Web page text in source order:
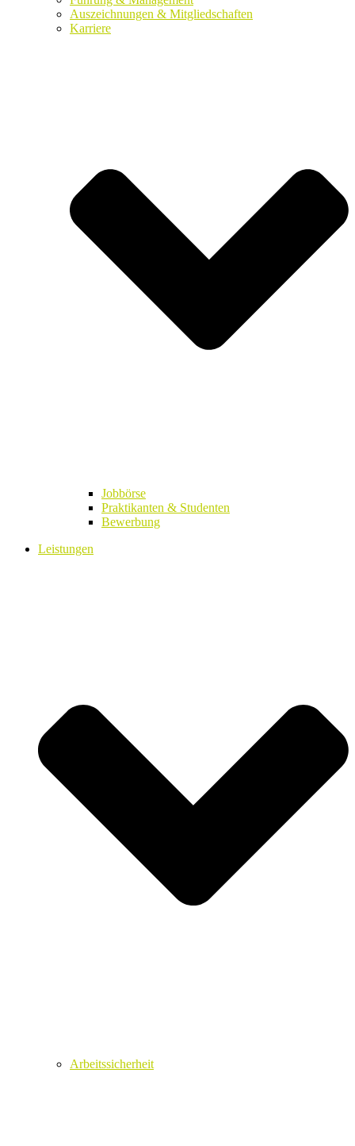
Auszeichnungen & Mitgliedschaften
Karriere
Jobbörse
Praktikanten & Studenten
Bewerbung
Leistungen
Arbeitssicherheit